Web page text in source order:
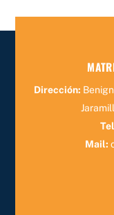
Dirección:
Mail: